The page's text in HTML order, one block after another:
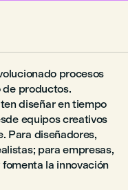
procesos
productos.
diseñar en tiempo
equipos creativos
Para diseñadores,
para empresas,
la innovación